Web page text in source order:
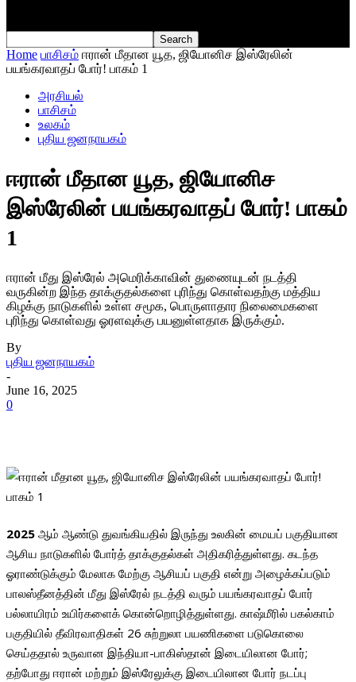
Home பாசிசம் ஈரான் மீதான யூத, ஜியோனிச இஸ்ரேலின்
பயங்கரவாதப் போர்! பாகம் 1
அரசியல்
பாசிசம்
உலகம்
புதிய ஜனநாயகம்
ஈரான் மீதான யூத, ஜியோனிச
இஸ்ரேலின் பயங்கரவாதப் போர்! பாகம்
1
ஈரான் மீது இஸ்ரேல் அமெரிக்காவின் துணையுடன் நடத்தி
வருகின்ற இந்த தாக்குதல்களை புரிந்து கொள்வதற்கு மத்திய
கிழக்கு நாடுகளில் உள்ள சமூக, பொருளாதார நிலைமைகளை
புரிந்து கொள்வது ஓரளவுக்கு பயனுள்ளதாக இருக்கும்.
By
புதிய ஜனநாயகம்
-
June 16, 2025
0
2025 ஆம் ஆண்டு துவங்கியதில் இருந்து உலகின் மையப் பகுதியான
ஆசிய நாடுகளில் போர்த் தாக்குதல்கள் அதிகரித்துள்ளது. கடந்த
ஓராண்டுக்கும் மேலாக மேற்கு ஆசியப் பகுதி என்று அழைக்கப்படும்
பாலஸ்தீனத்தின் மீது இஸ்ரேல் நடத்தி வரும் பயங்கரவாதப் போர்
பல்லாயிரம் உயிர்களைக் கொன்றொழித்துள்ளது. காஷ்மீரில் பகல்காம்
பகுதியில் தீவிரவாதிகள் 26 சுற்றுலா பயணிகளை படுகொலை
செய்ததால் உருவான இந்தியா-பாகிஸ்தான் இடையிலான போர்;
தற்போது ஈரான் மற்றும் இஸ்ரேலுக்கு இடையிலான போர் நடப்பு